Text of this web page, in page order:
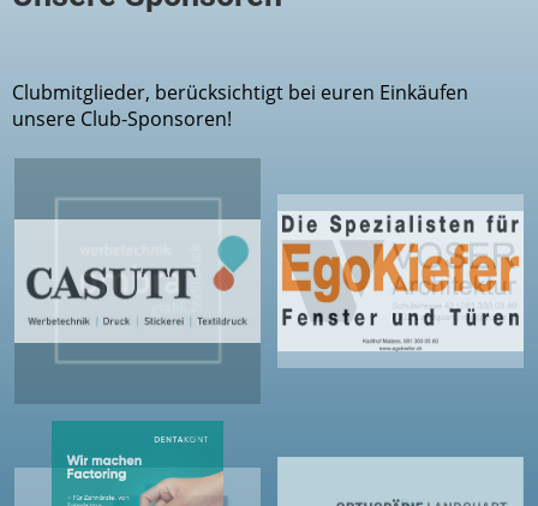
Clubmitglieder, berücksichtigt bei euren Einkäufen
unsere Club-Sponsoren!